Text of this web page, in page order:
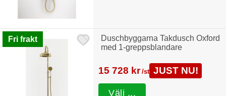
Fri frakt
Duschbyggarna Takdusch Oxford
med 1-greppsblandare
15 728 kr /st JUST NU!
Välj ...